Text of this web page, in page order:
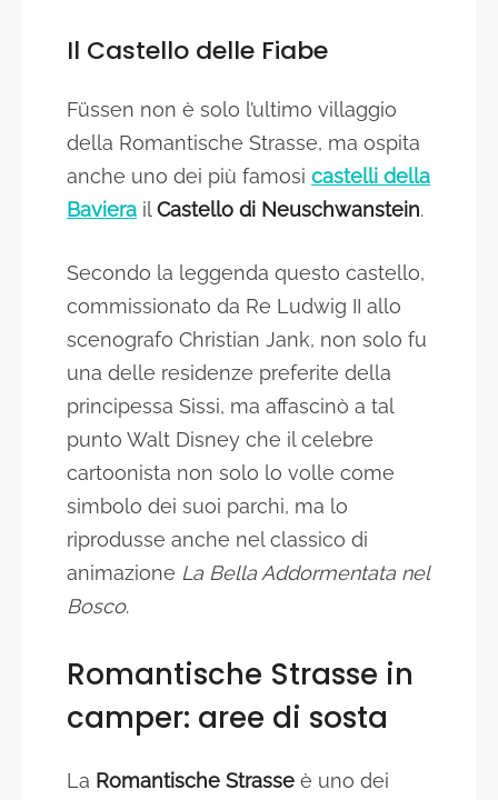
Il Castello delle Fiabe
Füssen non è solo l’ultimo villaggio
della Romantische Strasse, ma ospita
anche uno dei più famosi castelli della
Baviera ilCastello di Neuschwanstein.
Secondo la leggenda questo castello,
commissionato da Re Ludwig II allo
scenografo Christian Jank, non solo fu
una delle residenze preferite della
principessa Sissi, ma affascinò a tal
punto Walt Disney che il celebre
cartoonista non solo lo volle come
simbolo dei suoi parchi, ma lo
riprodusse anche nel classico di
animazione La Bella Addormentata nel
Bosco.
Romantische Strasse in
camper: aree di sosta
La Romantische Strasse è uno dei